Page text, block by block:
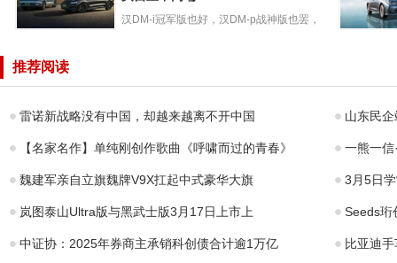
看大场面才过瘾
汉DM-i冠军版也好，汉DM-p战神版也罢，
推荐阅读
雷诺新战略没有中国，却越来越离不开中国 山东民企
【名家名作】单纯刚创作歌曲《呼啸而过的青春》 一熊一信
魏建军亲自立旗魏牌V9X扛起中式豪华大旗 3月5日
岚图泰山Ultra版与黑武士版3月17日上市上 Seeds珩
中证协：2025年券商主承销科创债合计逾1万亿 比亚迪